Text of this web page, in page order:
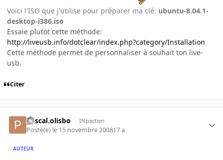
Voici l'ISO que j'utilise pour préparer ma clé: ubuntu-8.04.1-
desktop-i386.iso
Essaie plutot cette méthode:
http://liveusb.info/dotclear/index.php?category/Installation
Cette méthode permet de personnaliser à souhait ton live-
usb.
Citer
pascal.olisbo INpactien
Posté(e) le 15 novembre 200817 a
AUTEUR